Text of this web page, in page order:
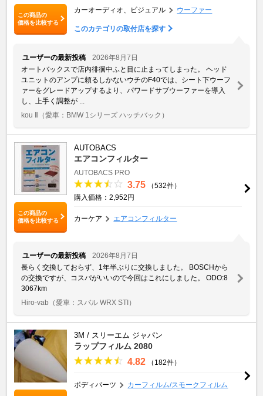
この商品の
価格を比較する
カーオーディオ、ビジュアル ウーファー
このカテゴリの取付店を探す
ユーザーの最新投稿
2026年8月7日
オートバックスで店内徘徊中ふと目に止まってしまった。 ヘッド
ユニットのアンプに頼るしかないウチのF40では、シート下ウーフ
ァーをグレードアップするより、パワードサブウーファーを導入
し、上手く調整が ...
kou Ⅱ （愛車：BMW 1シリーズ ハッチバック）
この商品の
価格を比較する
AUTOBACS
エアコンフィルター
AUTOBACS PRO
3.75
（532件）
購入価格：2,952円
カーケア エアコンフィルター
ユーザーの最新投稿
2026年8月7日
長らく交換しておらず、1年半ぶりに交換しました。 BOSCHから
の交換ですが、コスパがいいので今回はこれにしました。 ODO:8
3067km
Hiro-vab （愛車：スバル WRX STI）
3M / スリーエム ジャパン
ラップフィルム 2080
4.82 （182件）
ボディパーツ カーフィルム/スモークフィルム